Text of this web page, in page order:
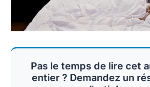
Pas le temps de lire cet
entier ? Demandez un